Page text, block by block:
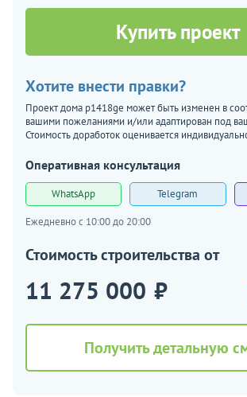
Купить проект
Хотите внести правки?
Проект дома p1418ge может быть изменен в
вашими пожеланиями и/или адаптирован под
Стоимость доработок оценивается
Оперативная консультация
WhatsApp Telegram
Ежедневно с 10:00 до 20:00
Стоимость строительства от
11 275 000 ₽
Получить детальную